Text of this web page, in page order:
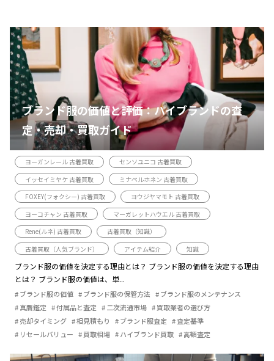
ブランド服の価値と評価：ハイブランドの査
定・売却・買取ガイド
ヨーガンレール 古着買取
センソユニコ 古着買取
イッセイミヤケ 古着買取
ミナペルホネン 古着買取
FOXEY(フォクシー) 古着買取
ヨウジヤマモト 古着買取
ヨーコチャン 古着買取
マーガレットハウエル 古着買取
Rene(ルネ) 古着買取
古着買取（知識）
古着買取（人気ブランド）
アイテム紹介 知識
ブランド服の価値を決定する理由とは？ ブランド服の価値を決定する理由
とは？ ブランド服の価値は、単...
ブランド服の価値 ブランド服の保管方法
ブランド服のメンテナンス
真贋鑑定
付属品と査定 二次流通市場
買取業者の選び方
売却タイミング
相見積もり ブランド服査定
査定基準
リセールバリュー
買取相場 ハイブランド買取 高額査定